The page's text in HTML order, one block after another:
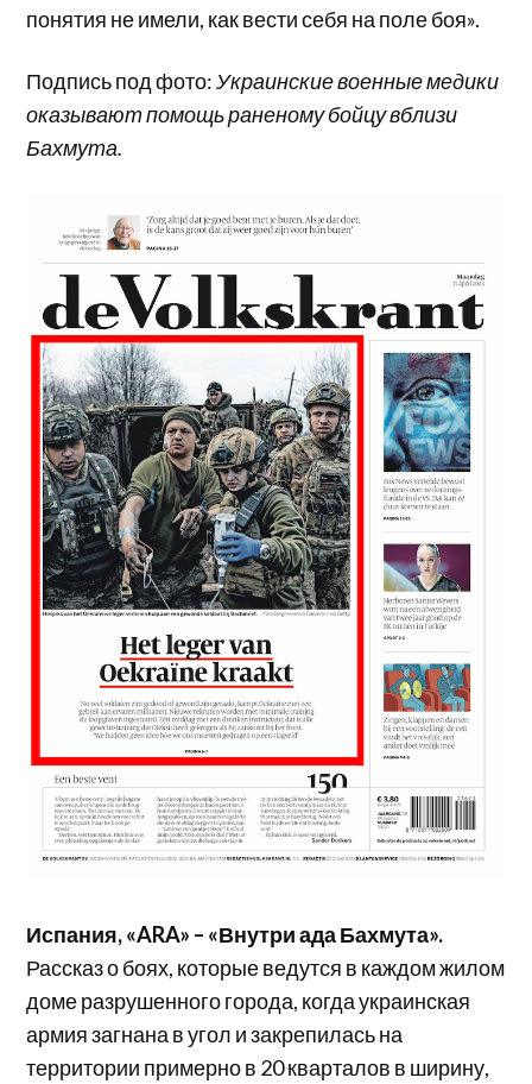
понятия не имели, как вести себя на поле боя».
Подпись под фото:Украинские военные медики
оказывают помощь раненому бойцу вблизи
Бахмута.
Испания, «ARA» – «Внутри ада Бахмута».
Рассказ о боях, которые ведутся в каждом жилом
доме разрушенного города, когда украинская
армия загнана в угол и закрепилась на
территории примерно в 20 кварталов в ширину,